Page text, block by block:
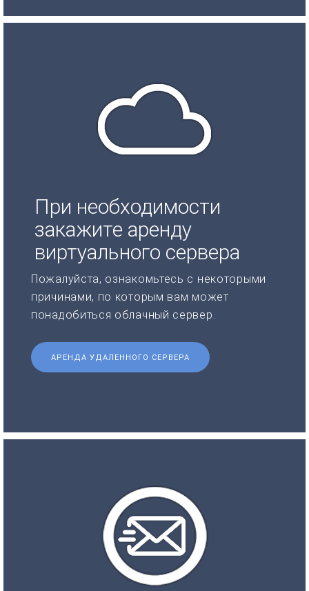
При необходимости
закажите аренду
виртуального сервера
Пожалуйста, ознакомьтесь с некоторыми
причинами, по которым вам может
понадобиться облачный сервер.
АРЕНДА УДАЛЕННОГО СЕРВЕРА